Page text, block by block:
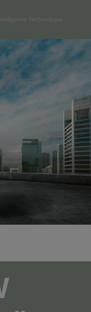
Technologie